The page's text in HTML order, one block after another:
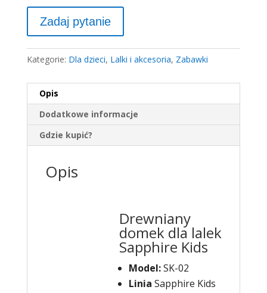
Kategorie: Dla dzieci, Lalki i akcesoria, Zabawki
Opis
Dodatkowe informacje
Gdzie kupić?
Opis
Drewniany
domek dla lalek
Sapphire Kids
Model:SK-02
Linia Sapphire Kids